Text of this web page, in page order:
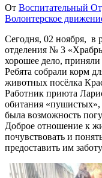
От Воспитательный
Волонтерское
Сегодня, 02 ноября, в
отделения № 3
хорошее дело,
Ребята собрали корм
животных посёлка
Работник приюта
обитания
была возможность
Доброе отношение к
почувствовать и
предоставить им